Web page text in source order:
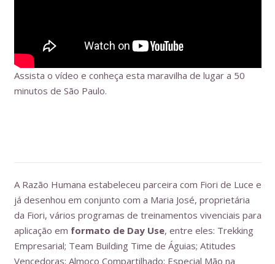
Assista o vídeo e conheça esta maravilha de lugar a 50
minutos de São Paulo.
A Razão Humana estabeleceu parceira com Fiori de Luce e
já desenhou em conjunto com a Maria José, proprietária
da Fiori, vários programas de treinamentos vivenciais para
aplicação em formato de Day Use, entre eles: Trekking
Empresarial; Team Building Time de Águias; Atitudes
Vencedoras; Almoço Compartilhado; Especial Mão na